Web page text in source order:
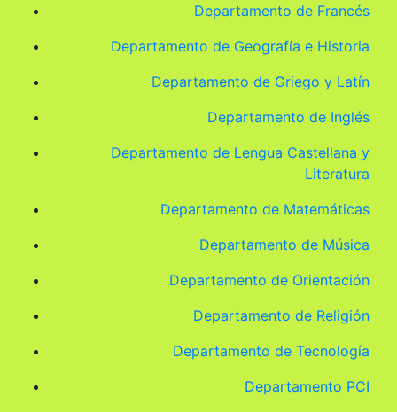
Departamento de Francés
Departamento de Geografía e Historia
Departamento de Griego y Latín
Departamento de Inglés
Departamento de Lengua Castellana y
Literatura
Departamento de Matemáticas
Departamento de Música
Departamento de Orientación
Departamento de Religión
Departamento de Tecnología
Departamento PCI